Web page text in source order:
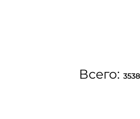
Всего: